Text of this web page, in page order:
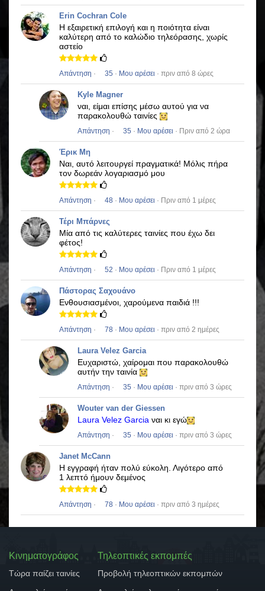
Erin Cochran Cole
Η εξαιρετική επιλογή και η ποιότητα είναι
καλύτερη από το καλώδιο τηλεόρασης, χωρίς
αστείο
Απάντηση · 35 · Μου αρέσει · πριν από 8 ώρες
Kyle Magner
ναι, είμαι επίσης μέσω αυτού για να
παρακολουθώ ταινίες
Απάντηση · 35 · Μου αρέσει · Πριν από 2 ώρα
Έρικ Μη
Ναι, αυτό λειτουργεί πραγματικά! Μόλις πήρα
τον δωρεάν λογαριασμό μου
Απάντηση · 48 · Μου αρέσει · Πριν από 1 μέρες
Τέρι Μπάρνες
Μία από τις καλύτερες ταινίες που έχω δει
φέτος!
Απάντηση · 52 · Μου αρέσει · Πριν από 1 μέρες
Πάστορας Σαχουάνο
Ενθουσιασμένοι, χαρούμενα παιδιά !!!
Απάντηση · 78 · Μου αρέσει · πριν από 2 ημέρες
Laura Velez Garcia
Ευχαριστώ, χαίρομαι που παρακολουθώ
αυτήν την ταινία
Απάντηση · 35 · Μου αρέσει · πριν από 3 ώρες
Wouter van der Giessen
Laura Velez Garcia ναι κι εγώ
Απάντηση · 35 · Μου αρέσει · πριν από 3 ώρες
Janet McCann
Η εγγραφή ήταν πολύ εύκολη. Λιγότερο από
1 λεπτό ήμουν δεμένος
Απάντηση · 78 · Μου αρέσει · πριν από 3 ημέρες
Κινηματογράφος
Τώρα παίζει ταινίες
Τηλεοπτικές εκπομπές
Προβολή τηλεοπτικών εκπομπών